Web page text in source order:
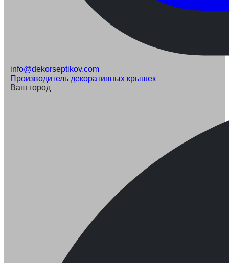
info@dekorseptikov.com
Производитель декоративных крышек
Ваш город